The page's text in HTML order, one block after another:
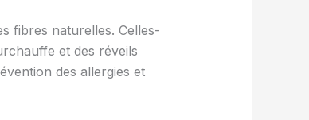
fibres naturelles. Celles-
et des réveils
des allergies et